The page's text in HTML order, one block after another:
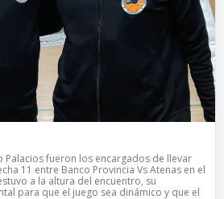
Palacios fueron los encargados de llevar
11 entre Banco Provincia Vs Atenas en el
a la altura del encuentro, su
para que el juego sea dinámico y que el